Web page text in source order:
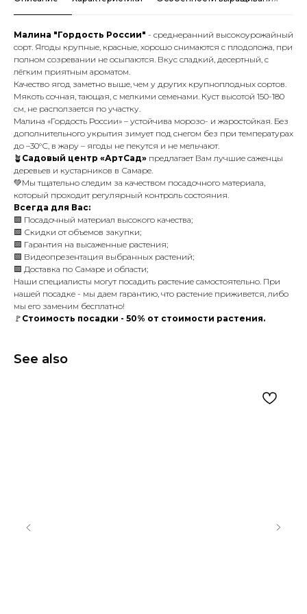
Малина "Гордость России" - среднеранний высокоурожайный
сорт. Ягоды крупные, красные, хорошо снимаются с плодоложа, при
полном созревании не осыпаются. Вкус сладкий, десертный, с
лёгким приятным ароматом.
Качество ягод заметно выше, чем у других крупноплодных сортов.
Мякоть сочная, тающая, с мелкими семенами. Куст высотой 150-180
см, не расползается по участку.
Малина «Гордость России» – устойчива морозо- и жаростойкая. Без
дополнительного укрытия зимует под снегом без при температурах
до –30°С, в жару – ягоды не пекутся и не мельчают.
🪴 Садовый центр «АртСад» предлагает Вам лучшие саженцы
деревьев и кустарников в Самаре.
💚Мы тщательно следим за качеством посадочного материала,
который проходит регулярный контроль состояния.
Всегда для Вас:
🟩 Посадочный материал высокого качества;
🟩 Скидки от объемов закупки;
🟩 Гарантия на высаженные растения;
🟩 Видеопрезентация выбранных растений;
🟩 Доставка по Самаре и области;
Наши специалисты могут посадить растение самостоятельно. При
нашей посадке - мы даем гарантию, что растение приживется, либо
мы его заменим бесплатно!
🚩 Стоимость посадки - 50% от стоимости растения.
See also